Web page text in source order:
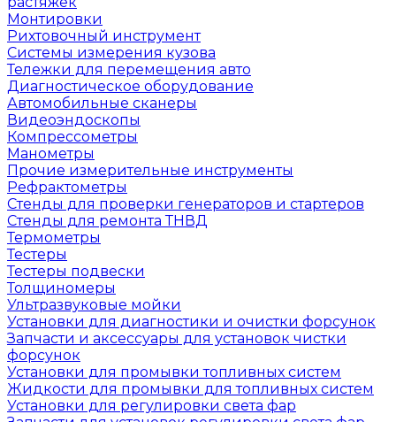
Монтировки
Рихтовочный инструмент
Системы измерения кузова
Тележки для перемещения авто
Диагностическое оборудование
Автомобильные сканеры
Видеоэндоскопы
Компрессометры
Манометры
Прочие измерительные инструменты
Рефрактометры
Стенды для проверки генераторов и стартеров
Стенды для ремонта ТНВД
Термометры
Тестеры
Тестеры подвески
Толщиномеры
Ультразвуковые мойки
Установки для диагностики и очистки форсунок
Запчасти и аксессуары для установок чистки
форсунок
Установки для промывки топливных систем
Жидкости для промывки для топливных систем
Установки для регулировки света фар